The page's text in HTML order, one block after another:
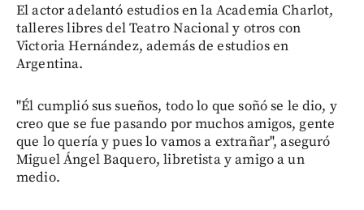
El actor adelantó estudios en la Academia Charlot,
talleres libres del Teatro Nacional y otros con
Victoria Hernández, además de estudios en
Argentina.
"Él cumplió sus sueños, todo lo que soñó se le dio, y
creo que se fue pasando por muchos amigos, gente
que lo quería y pues lo vamos a extrañar", aseguró
Miguel Ángel Baquero, libretista y amigo a un
medio.